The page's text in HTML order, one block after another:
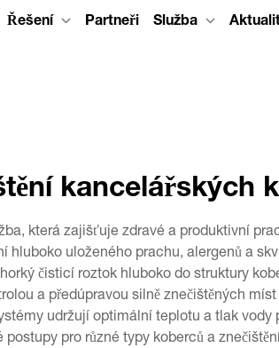
Řešení Partneři Služba
kancelářských
která zajišťuje zdravé a produktivní
uloženého prachu, alergenů a
čisticí roztok hluboko do struktury
a předúpravou silně znečištěných
udržují optimální teplotu a tlak vody
pro různé typy koberců a